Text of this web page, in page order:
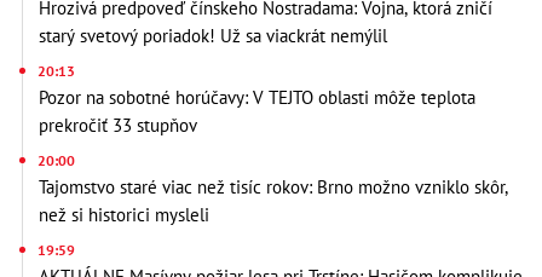
Hrozivá predpoveď čínskeho Nostradama: Vojna, ktorá zničí
starý svetový poriadok! Už sa viackrát nemýlil
20:13
Pozor na sobotné horúčavy: V TEJTO oblasti môže teplota
prekročiť 33 stupňov
20:00
Tajomstvo staré viac než tisíc rokov: Brno možno vzniklo skôr,
než si historici mysleli
19:59